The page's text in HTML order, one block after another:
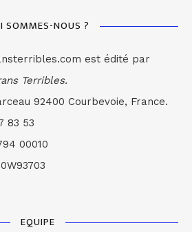
SOMMES-NOUS ?
est édité par
Terribles.
92400 Courbevoie, France.
83 53
00010
EQUIPE